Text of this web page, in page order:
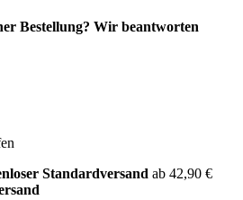
Bestellung? Wir beantworten
Standardversand ab 42,90 €